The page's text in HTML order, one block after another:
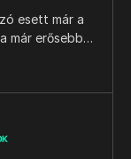
esett már a
már erősebb…